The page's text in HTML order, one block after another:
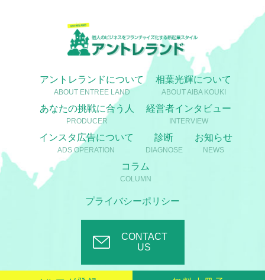
アントレランドについて
ABOUT ENTREE LAND
相葉光輝について
ABOUT AIBA KOUKI
あなたの挑戦に合う人
PRODUCER
経営者インタビュー
INTERVIEW
インスタ広告について
ADS OPERATION
診断
DIAGNOSE
お知らせ
NEWS
コラム
COLUMN
プライバシーポリシー
CONTACT
US